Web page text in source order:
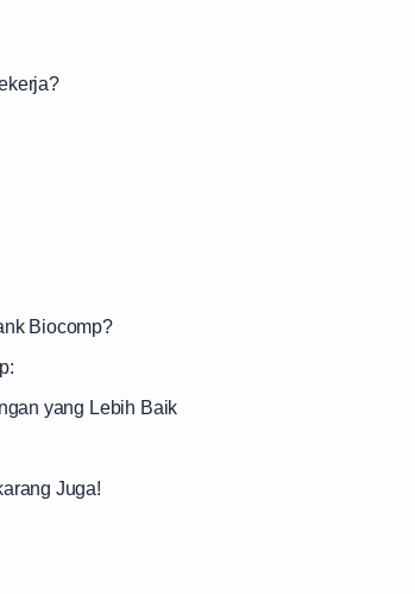
Biocomp?
yang Lebih Baik
Juga!